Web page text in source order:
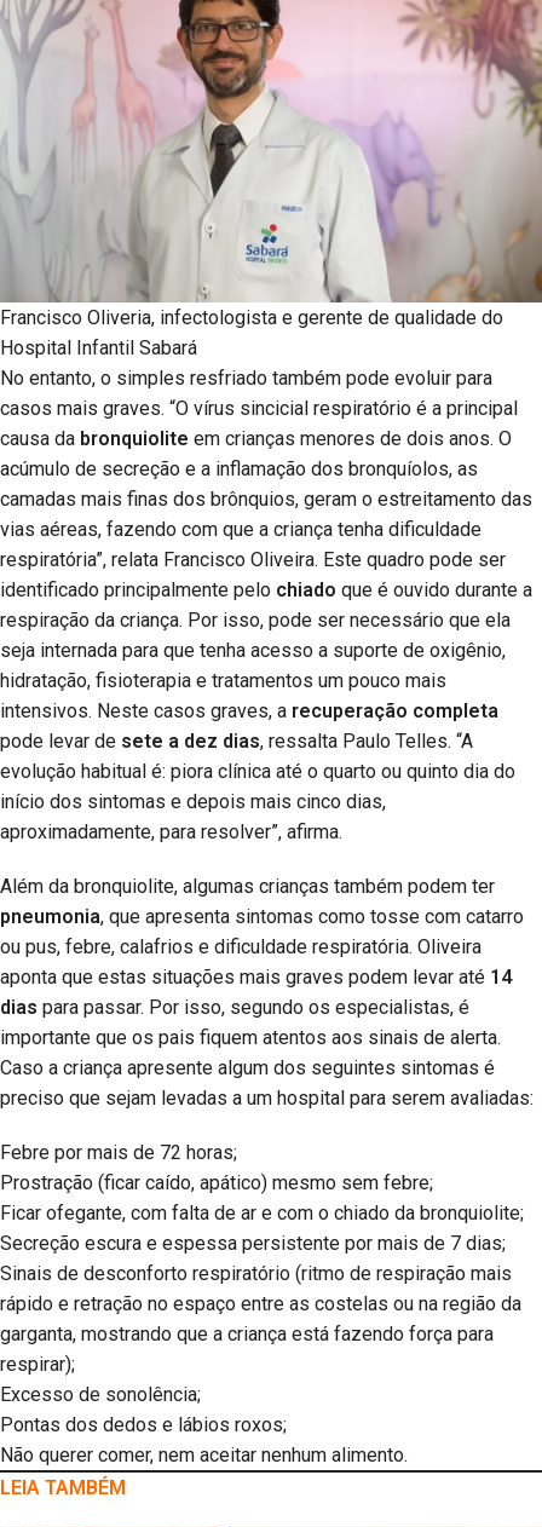
Francisco Oliveria, infectologista e gerente de qualidade do
Hospital Infantil Sabará
No entanto, o simples resfriado também pode evoluir para
casos mais graves. “O vírus sincicial respiratório é a principal
causa da bronquiolite em crianças menores de dois anos. O
acúmulo de secreção e a inflamação dos bronquíolos, as
camadas mais finas dos brônquios, geram o estreitamento das
vias aéreas, fazendo com que a criança tenha dificuldade
respiratória”, relata Francisco Oliveira. Este quadro pode ser
identificado principalmente pelo chiado que é ouvido durante a
respiração da criança. Por isso, pode ser necessário que ela
seja internada para que tenha acesso a suporte de oxigênio,
hidratação, fisioterapia e tratamentos um pouco mais
intensivos. Neste casos graves, a recuperação completa
pode levar de sete a dez dias, ressalta Paulo Telles. “A
evolução habitual é: piora clínica até o quarto ou quinto dia do
início dos sintomas e depois mais cinco dias,
aproximadamente, para resolver”, afirma.
Além da bronquiolite, algumas crianças também podem ter
pneumonia, que apresenta sintomas como tosse com catarro
ou pus, febre, calafrios e dificuldade respiratória. Oliveira
aponta que estas situações mais graves podem levar até 14
dias para passar. Por isso, segundo os especialistas, é
importante que os pais fiquem atentos aos sinais de alerta.
Caso a criança apresente algum dos seguintes sintomas é
preciso que sejam levadas a um hospital para serem avaliadas:
Febre por mais de 72 horas;
Prostração (ficar caído, apático) mesmo sem febre;
Ficar ofegante, com falta de ar e com o chiado da bronquiolite;
Secreção escura e espessa persistente por mais de 7 dias;
Sinais de desconforto respiratório (ritmo de respiração mais
rápido e retração no espaço entre as costelas ou na região da
garganta, mostrando que a criança está fazendo força para
respirar);
Excesso de sonolência;
Pontas dos dedos e lábios roxos;
Não querer comer, nem aceitar nenhum alimento.
LEIA TAMBÉM